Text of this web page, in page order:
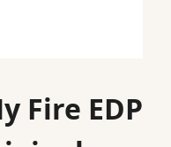
Fire EDP